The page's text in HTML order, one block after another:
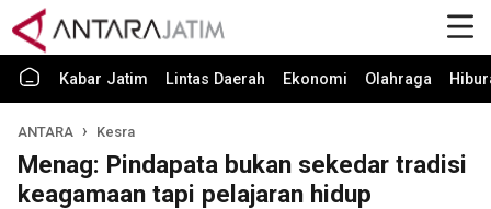
Kabar Jatim Lintas Daerah Ekonomi Olahraga
ANTARA Kesra
Menag: Pindapata bukan sekedar tradisi
keagamaan tapi pelajaran hidup